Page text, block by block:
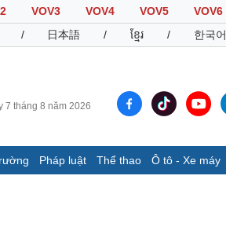
VOV3 VOV4 VOV5 VOV6
/ 日本語 / ខ្មែរ / 한국어
7 tháng 8 năm 2026
Pháp luật Thể thao Ô tô - Xe máy